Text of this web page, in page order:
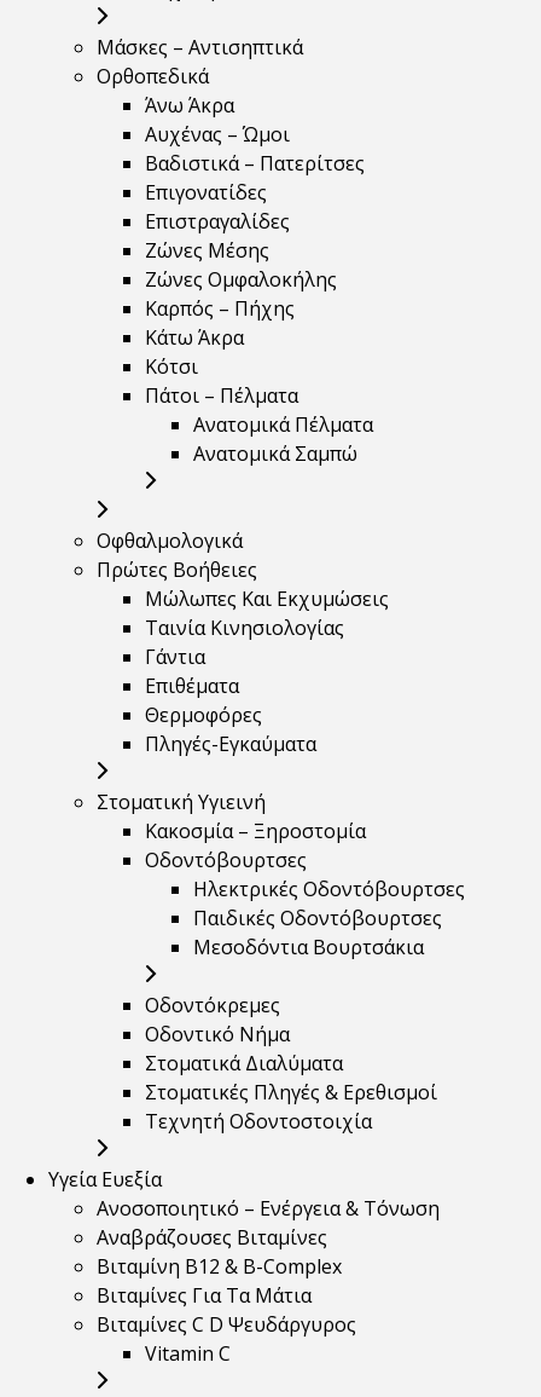
Μάσκες – Αντισηπτικά
Ορθοπεδικά
Άνω Άκρα
Αυχένας – Ώμοι
Βαδιστικά – Πατερίτσες
Επιγονατίδες
Επιστραγαλίδες
Ζώνες Μέσης
Ζώνες Ομφαλοκήλης
Καρπός – Πήχης
Κάτω Άκρα
Κότσι
Πάτοι – Πέλματα
Ανατομικά Πέλματα
Ανατομικά Σαμπώ
Οφθαλμολογικά
Πρώτες Βοήθειες
Μώλωπες Και Εκχυμώσεις
Ταινία Κινησιολογίας
Γάντια
Επιθέματα
Θερμοφόρες
Πληγές-Εγκαύματα
Στοματική Υγιεινή
Κακοσμία – Ξηροστομία
Οδοντόβουρτσες
Ηλεκτρικές Οδοντόβουρτσες
Παιδικές Οδοντόβουρτσες
Μεσοδόντια Βουρτσάκια
Οδοντόκρεμες
Οδοντικό Νήμα
Στοματικά Διαλύματα
Στοματικές Πληγές & Ερεθισμοί
Τεχνητή Οδοντοστοιχία
Υγεία Ευεξία
Ανοσοποιητικό – Ενέργεια & Τόνωση
Αναβράζουσες Βιταμίνες
Βιταμίνη B12 & Β-Complex
Βιταμίνες Για Τα Μάτια
Βιταμίνες C D Ψευδάργυρος
Vitamin C